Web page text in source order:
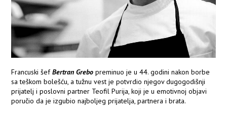
Francuski šefBertran Grebo preminuo je u 44. godini nakon borbe
sa teškom bolešću, a tužnu vest je potvrdio njegov dugogodišnji
prijatelj i poslovni partner Teofil Purija, koji je u emotivnoj objavi
poručio da je izgubio najboljeg prijatelja, partnera i brata.